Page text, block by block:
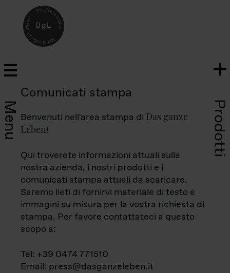
Menu Prodotti
Comunicati stampa
Benvenuti nell'area stampa di Das ganze
Leben!
Qui troverete informazioni attuali sulla
nostra azienda, i nostri prodotti e i
comunicati stampa attuali da scaricare.
Saremo lieti di fornirvi materiale di testo e
immagini su misura per la vostra richiesta di
stampa. Per favore contattateci a questo
scopo a:
Tel: +39 0474 771510
Email: press@dasganzeleben.it